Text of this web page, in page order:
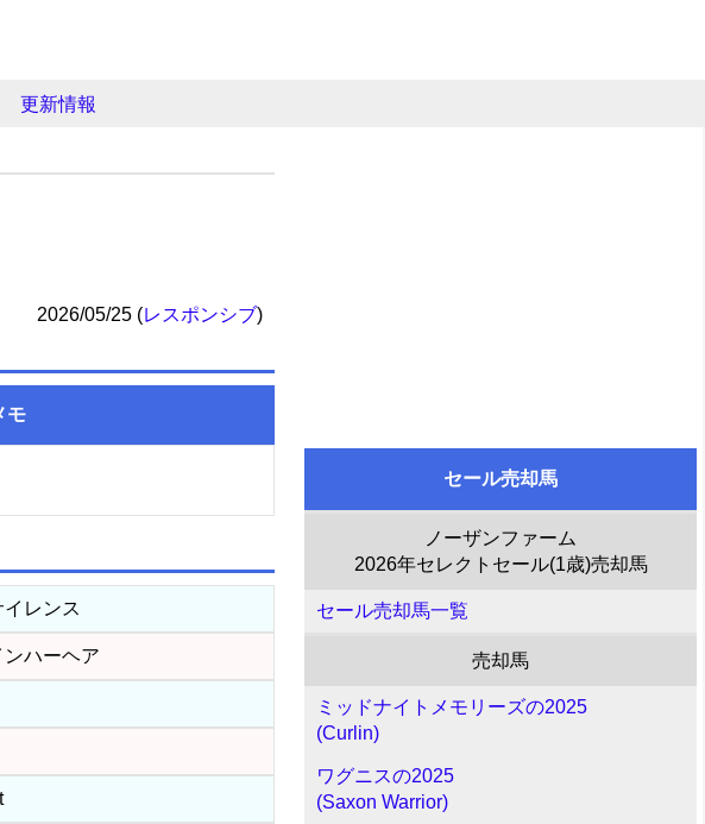
更新情報
2026/05/25 (レスポンシブ)
モ
レンス
ンハーヘア
セール売却馬
ノーザンファーム
2026年セレクトセール(1歳)売却馬
セール売却馬一覧
売却馬
ミッドナイトメモリーズの2025
(Curlin)
ワグニスの2025
(Saxon Warrior)